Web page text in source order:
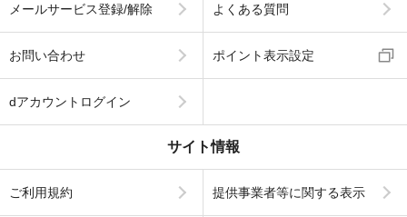
メールサービス登録/解除 よくある質問
お問い合わせ ポイント表示設定
dアカウントログイン
サイト情報
ご利用規約 提供事業者等に関する表示